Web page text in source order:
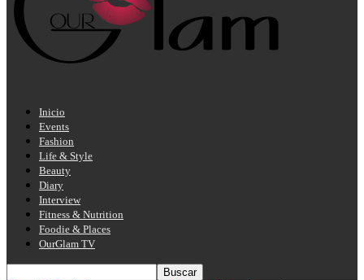
Inicio
Events
Fashion
Life & Style
Beauty
Diary
Interview
Fitness & Nutrition
Foodie & Places
OurGlam TV